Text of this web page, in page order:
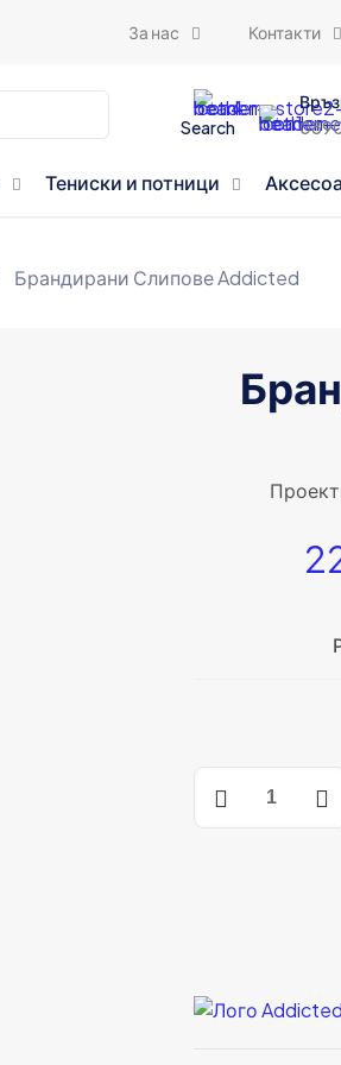
За нас Контакти
Search
Тениски и потници
Брандирани Слипове Addicted